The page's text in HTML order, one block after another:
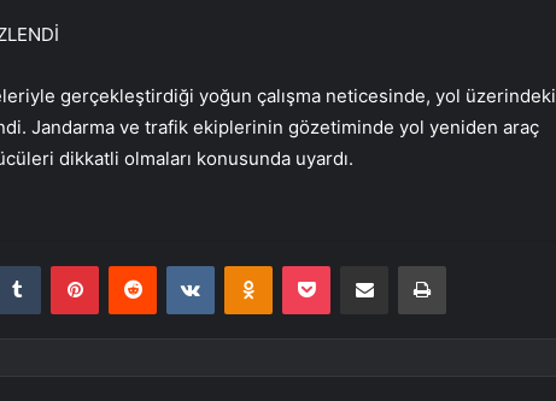
gerçekleştirdiği yoğun çalışma neticesinde, yol üzerindeki
Jandarma ve trafik ekiplerinin gözetiminde yol yeniden araç
dikkatli olmaları konusunda uyardı.
Tumblr PinterestReddit VKontakteOdnoklassniki
Pocket E-Posta ile paylaş Yazdır